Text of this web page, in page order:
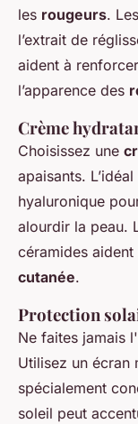
les rougeurs. Les
l’extrait de
aident à
l’apparence des
Crème
Choisissez une
apaisants.
hyaluronique
alourdir la peau.
céramides
cutanée.
Protection
Ne faites jamais
Utilisez un écran
spécialement
soleil peut